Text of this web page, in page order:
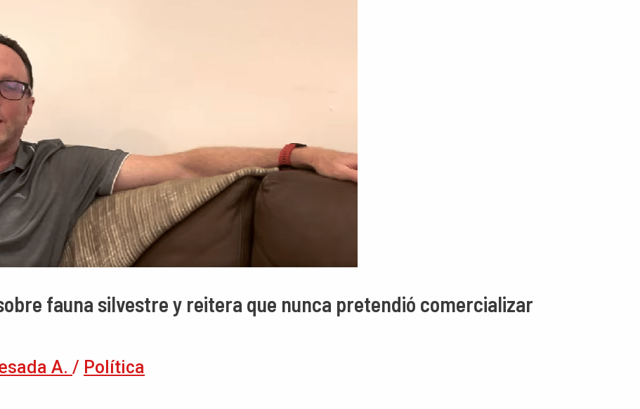
fauna silvestre y reitera que nunca pretendió comercializar
A. / Política